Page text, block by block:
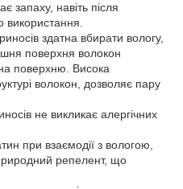
запаху, навіть після
використання.
здатна вбирати вологу,
поверхня волокон
на поверхню. Висока
волокон, дозволяє пару
не викликає алергічних
при взаємодії з вологою,
репелент, що